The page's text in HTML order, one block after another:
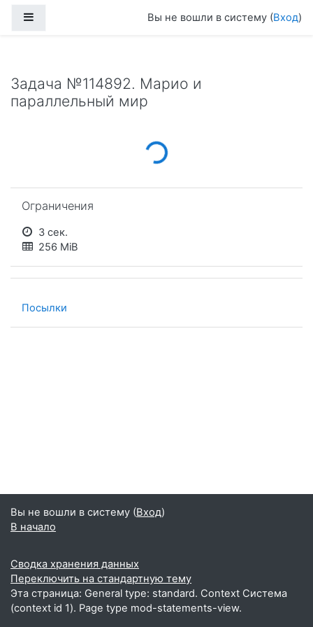
Вы не вошли в систему (Вход)
Задача №114892. Марио и
параллельный мир
Loading...
Ограничения
3 сек.
256 MiB
Посылки
Вы не вошли в систему (Вход)
В начало
Сводка хранения данных
Переключить на стандартную тему
Эта страница: General type: standard. Context Система
(context id 1). Page type mod-statements-view.